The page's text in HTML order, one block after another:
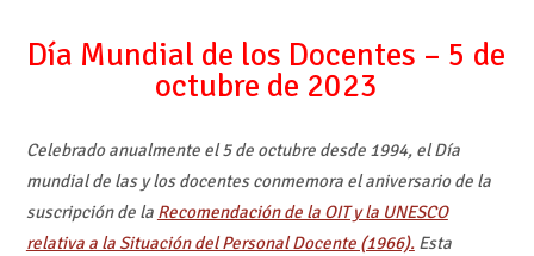
Día Mundial de los Docentes – 5 de
octubre de 2023
Celebrado anualmente el 5 de octubre desde 1994, el Día
mundial de las y los docentes conmemora el aniversario de la
suscripción de la Recomendación de la OIT y la UNESCO
relativa a la Situación del Personal Docente (1966).Esta